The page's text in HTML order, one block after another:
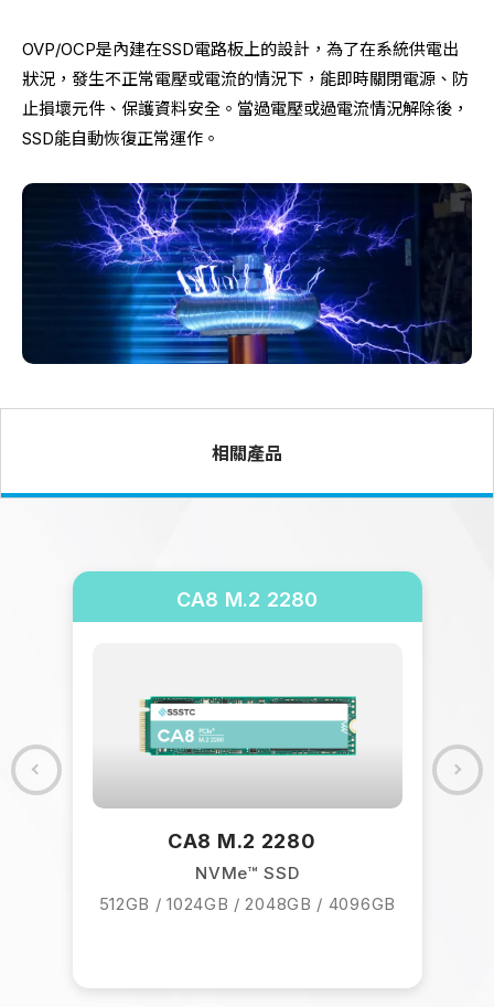
OVP/OCP是內建在SSD電路板上的設計，為了在系統供電出
狀況，發生不正常電壓或電流的情況下，能即時關閉電源、防
止損壞元件、保護資料安全。當過電壓或過電流情況解除後，
SSD能自動恢復正常運作。
相關產品
CA8 M.2 2280
CA8 M.2 2280
NVMe™ SSD
512GB / 1024GB / 2048GB / 4096GB